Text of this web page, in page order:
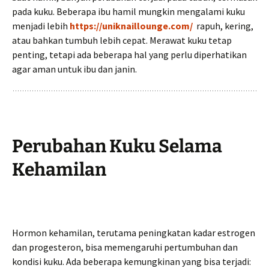
pada kuku. Beberapa ibu hamil mungkin mengalami kuku
menjadi lebih https://uniknaillounge.com/ rapuh, kering,
atau bahkan tumbuh lebih cepat. Merawat kuku tetap
penting, tetapi ada beberapa hal yang perlu diperhatikan
agar aman untuk ibu dan janin.
Perubahan Kuku Selama
Kehamilan
Hormon kehamilan, terutama peningkatan kadar estrogen
dan progesteron, bisa memengaruhi pertumbuhan dan
kondisi kuku. Ada beberapa kemungkinan yang bisa terjadi: